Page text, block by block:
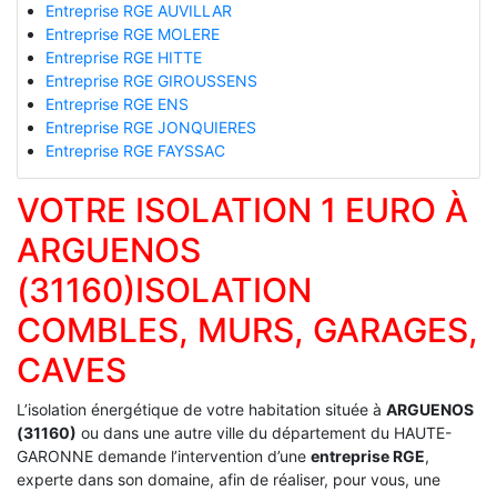
Entreprise RGE AUVILLAR
Entreprise RGE MOLERE
Entreprise RGE HITTE
Entreprise RGE GIROUSSENS
Entreprise RGE ENS
Entreprise RGE JONQUIERES
Entreprise RGE FAYSSAC
VOTRE ISOLATION 1 EURO À
ARGUENOS
(31160)ISOLATION
COMBLES, MURS, GARAGES,
CAVES
L’isolation énergétique de votre habitation située à ARGUENOS
(31160) ou dans une autre ville du département du HAUTE-
GARONNE demande l’intervention d’une entreprise RGE,
experte dans son domaine, afin de réaliser, pour vous, une